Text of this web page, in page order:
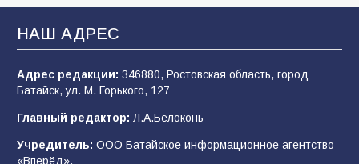
образовательного кластера
106 05.08.2026
«Мобилизация или набор?» Что на самом
деле происходит в армии России в августе
2026 года
101 03.08.2026
НАШ АДРЕС
Адрес редакции: 346880, Ростовская область, город
Батайск, ул. М. Горького, 127
Главный редактор: Л.А.Белоконь
Учредитель: ООО Батайское информационное агентство
«Вперёд».